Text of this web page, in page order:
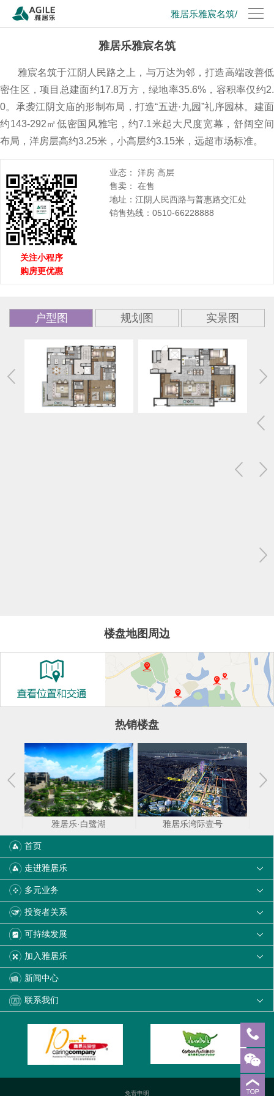
雅居乐雅宸名筑/
雅居乐雅宸名筑
雅宸名筑于江阴人民路之上，与万达为邻，打造高端改善低
密住区，项目总建面约17.8万方，绿地率35.6%，容积率仅约2.
0。承袭江阴文庙的形制布局，打造“五进·九园”礼序园林。建面
约143-292㎡低密国风雅宅，约7.1米起大尺度宽幕，舒阔空间
布局，洋房层高约3.25米，小高层约3.15米，远超市场标准。
关注小程序
购房更优惠
业态： 洋房 高层
售卖： 在售
地址：江阴人民西路与普惠路交汇处
销售热线：0510-66228888
户型图 规划图 实景图
楼盘地图周边
热销楼盘
雅居乐·白鹭湖 雅居乐湾际壹号
北海雅居乐金海湾
大理雅美湾
首页
走进雅居乐 
多元业务 
投资者关系 
可持续发展 
加入雅居乐 
新闻中心
联系我们 
免责申明